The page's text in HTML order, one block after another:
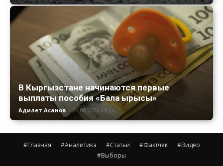
В Кыргызстане начинаются первые
выплаты пособия «Бала ырысы»
Адилет Асанов - 04.08.2026 09:24
#Главная #Аналитика #Статьи #Фактчек
#Видео
#Выборы